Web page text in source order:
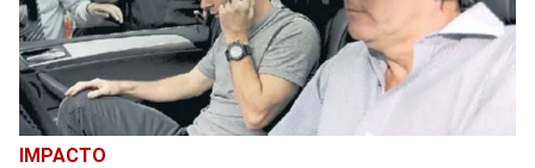
IMPACTO